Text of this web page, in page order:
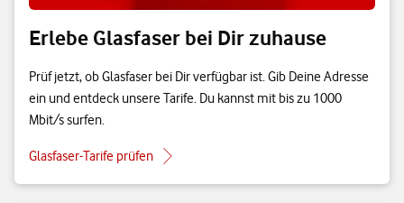
Erlebe Glasfaser bei Dir zuhause
Prüf jetzt, ob Glasfaser bei Dir verfügbar ist. Gib Deine Adresse
ein und entdeck unsere Tarife. Du kannst mit bis zu 1000
Mbit/s surfen.
Glasfaser-Tarife prüfen